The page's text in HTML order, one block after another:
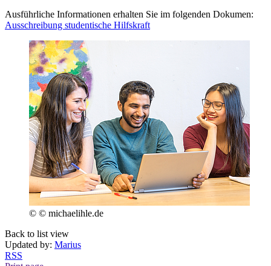
Ausführliche Informationen erhalten Sie im folgenden Dokumen:
Ausschreibung studentische Hilfskraft
© © michaelihle.de
Back to list view
Updated by: Marius
RSS